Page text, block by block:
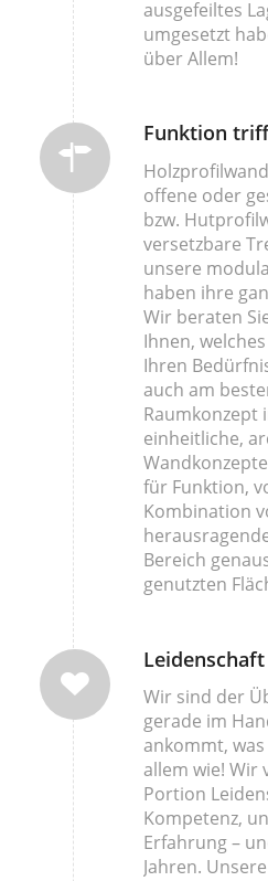
ausgefeiltes
umgesetzt
über Allem!
Funktion
offene oder
bzw.
versetzbare
unsere
haben ihre
Wir beraten
Ihnen,
Ihren
auch am
einheitliche,
für Funktion,
Kombination
Bereich
genutzten
Wir sind der
gerade im
ankommt,
allem wie! Wir
Portion
Kompetenz,
Erfahrung –
Jahren.